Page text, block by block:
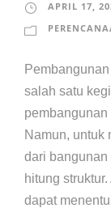
APRIL 17,
salah satu
Namun, untuk
dari bangunan
hitung
dapat